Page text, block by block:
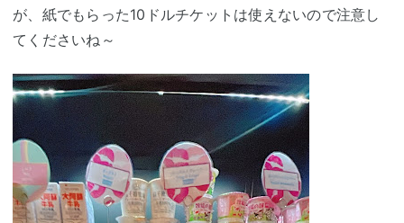
が、紙でもらった10ドルチケットは使えないので注意し
てくださいね～